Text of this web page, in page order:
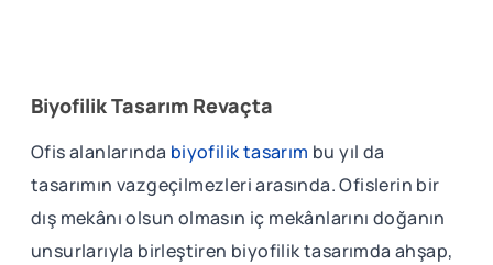
Biyofilik Tasarım Revaçta
Ofis alanlarında biyofilik tasarım bu yıl da
tasarımın vazgeçilmezleri arasında. Ofislerin bir
dış mekânı olsun olmasın iç mekânlarını doğanın
unsurlarıyla birleştiren biyofilik tasarımda ahşap,